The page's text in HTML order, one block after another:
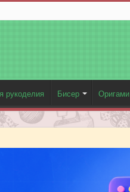
рукоделия Бисер Оригами